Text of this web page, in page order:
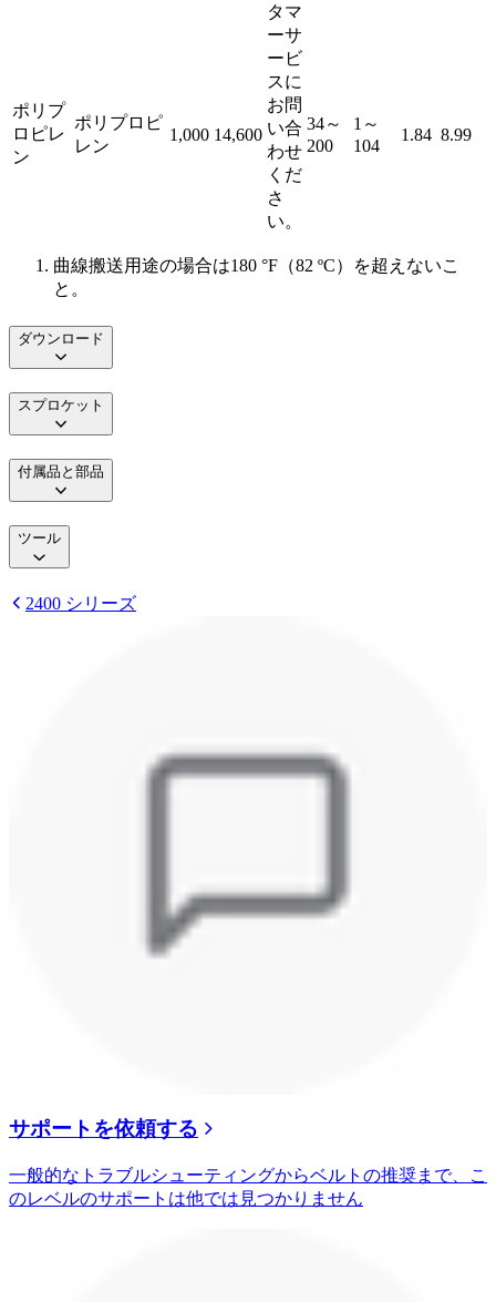
タマ
ーサ
ービ
スに
お問
い合
わせ
くだ
さ
い。
ポリプ
ロピレ
ン
ポリプロピ
レン
1,000 14,600
34～
200
1～
104
1.84 8.99
曲線搬送用途の場合は180 °F（82 ºC）を超えないこ
と。
ダウンロード
スプロケット
付属品と部品
ツール
2400 シリーズ
サポートを依頼する
一般的なトラブルシューティングからベルトの推奨まで、こ
のレベルのサポートは他では見つかりません